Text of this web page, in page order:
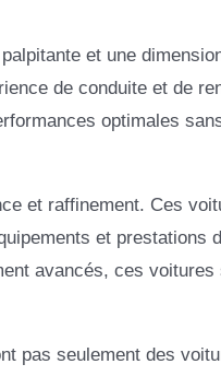
et une
de conduite et de
optimales
et raffinement. Ces
et prestations
avancés, ces voitures
pas seulement des